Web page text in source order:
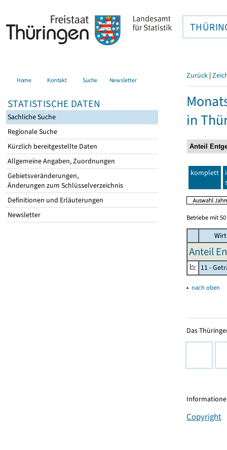
Home Kontakt Suche Newsletter
STATISTISCHE DATEN
Sachliche Suche
Regionale Suche
Kürzlich bereitgestellte Daten
Allgemeine Angaben, Zuordnungen
Gebietsveränderungen,
Änderungen zum Schlüsselverzeichnis
Definitionen und Erläuterungen
Newsletter
Zurück |
in
komplett
Betriebe mit
Anteil
11 -
▴ nach oben
Das
Copyright